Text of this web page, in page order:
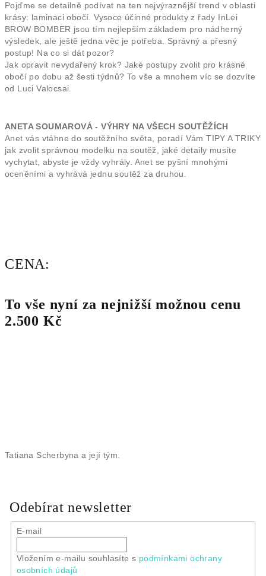
Pojďme se detailně podívat na ten nejvýraznější trend v oblasti
krásy: laminaci obočí. Vysoce účinné produkty z řady InLei
BROW BOMBER jsou tím nejlepším základem pro nádherný
výsledek, ale ještě jedna věc je potřeba. Správný a přesný
postup! Na co si dát pozor?
Jak opravit nevydařený krok? Jaké postupy zvolit pro krásné
obočí po dobu až šesti týdnů? To vše a mnohem víc se dozvíte
od Luci Valocsai.
ANETA SOUMAROVÁ - VÝHRY NA VŠECH SOUTĚŽÍCH
Anet vás vtáhne do soutěžního světa, poradí Vám TIPY A TRIKY
jak zvolit správnou modelku na soutěž, jaké detaily musíte
vychytat, abyste je vždy vyhrály. Anet se pyšní mnohými
oceněními a vyhrává jednu soutěž za druhou.
CENA:
To vše nyní za nejnižší možnou cenu
2.500 Kč
Tatiana Scherbyna a její tým.
Odebírat newsletter
E-mail
Vložením e-mailu souhlasíte s podmínkami ochrany
osobních údajů